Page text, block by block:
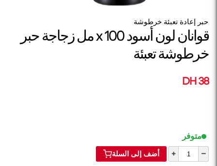
حبر إعادة تعبئة خرطوشة
قوانان لون أسود x 100 مل زجاجة حبر
خرطوشة تعبئة
38 DH
متوفر
–
+ أضف إلى السلة